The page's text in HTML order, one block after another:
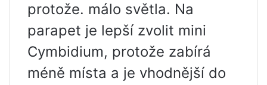
protože. málo světla. Na
parapet je lepší zvolit mini
Cymbidium, protože zabírá
méně místa a je vhodnější do